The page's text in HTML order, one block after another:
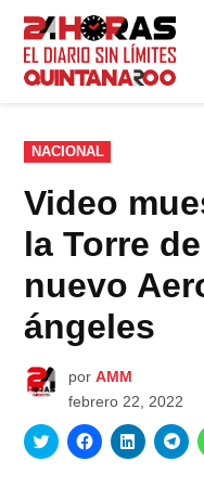
Saltar
contenido
PUBLICADO
EN
NACIONAL
Video
la Torre
nuevo
ángeles
por AMM
febrero 22, 2022
Haz
clic
Haz
clic
Haz
clic
Haz
clic